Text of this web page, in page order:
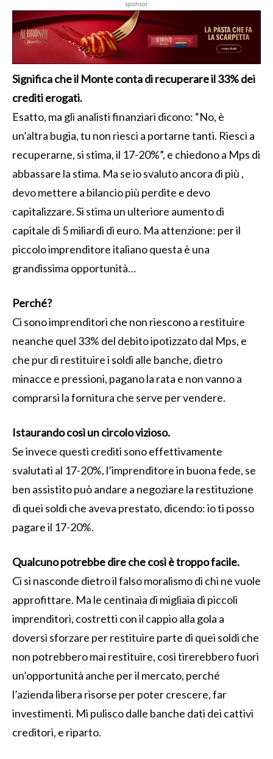
sponsor
Significa che il Monte conta di recuperare il 33% dei
crediti erogati.
Esatto, ma gli analisti finanziari dicono: “No, è
un’altra bugia, tu non riesci a portarne tanti. Riesci a
recuperarne, si stima, il 17-20%”, e chiedono a Mps di
abbassare la stima. Ma se io svaluto ancora di più ,
devo mettere a bilancio più perdite e devo
capitalizzare. Si stima un ulteriore aumento di
capitale di 5 miliardi di euro. Ma attenzione: per il
piccolo imprenditore italiano questa è una
grandissima opportunità…
Perché?
Ci sono imprenditori che non riescono a restituire
neanche quel 33% del debito ipotizzato dal Mps, e
che pur di restituire i soldi alle banche, dietro
minacce e pressioni, pagano la rata e non vanno a
comprarsi la fornitura che serve per vendere.
Istaurando così un circolo vizioso.
Se invece questi crediti sono effettivamente
svalutati al 17-20%, l’imprenditore in buona fede, se
ben assistito può andare a negoziare la restituzione
di quei soldi che aveva prestato, dicendo: io ti posso
pagare il 17-20%.
Qualcuno potrebbe dire che così è troppo facile.
Ci si nasconde dietro il falso moralismo di chi ne vuole
approfittare. Ma le centinaia di migliaia di piccoli
imprenditori, costretti con il cappio alla gola a
doversi sforzare per restituire parte di quei soldi che
non potrebbero mai restituire, così tirerebbero fuori
un’opportunità anche per il mercato, perché
l’azienda libera risorse per poter crescere, far
investimenti. Mi pulisco dalle banche dati dei cattivi
creditori, e riparto.